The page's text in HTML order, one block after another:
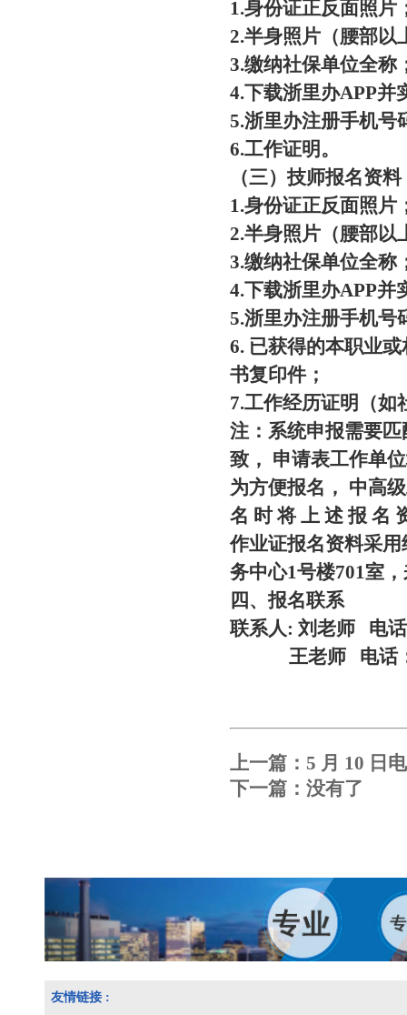
1.身份证正反面照片
2.半身照片（腰部以
3.缴纳社保单位全称
4.下载浙里办APP并
5.浙里办注册手机号
6.工作证明。
（三）技师报名资料
1.身份证正反面照片
2.半身照片（腰部以
3.缴纳社保单位全称
4.下载浙里办APP并
5.浙里办注册手机号
6. 已获得的本职业
书复印件；
7.工作经历证明（如
注：系统申报需要
致， 申请表工作单
为方便报名， 中高
名 时 将 上 述 报 名
作业证报名资料采
务中心1号楼701室
四、报名联系
联系人: 刘老师 电话
王老师 电话：
上一篇： 5 月 10 日
下一篇：没有了
友情链接 :